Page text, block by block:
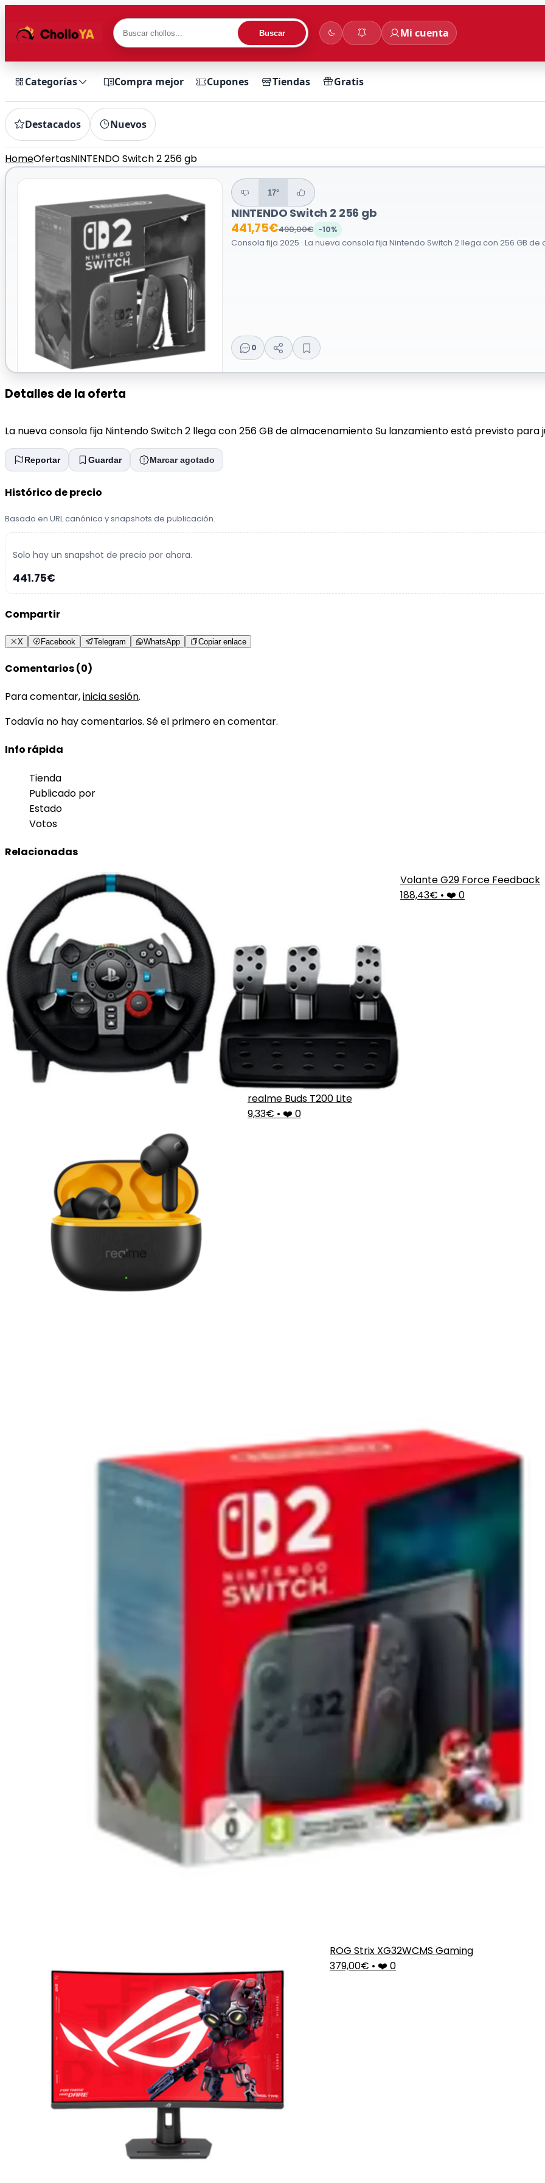
Buscar Mi cuenta
Categorías Compra mejor Cupones Tiendas Gratis
Destacados Nuevos
HomeOfertasNINTENDO Switch 2 256 gb
17°
NINTENDO Switch 2 256 gb
441,75€490,00€ -10%
Consola fija 2025 · La nueva consola fija Nintendo Switch 2 llega con 256 GB
0
Detalles de la oferta
La nueva consola fija Nintendo Switch 2 llega con 256 GB de almacenamiento Su lanzamiento está previsto para
Reportar Guardar Marcar agotado
Histórico de precio
Basado en URL canónica y snapshots de publicación.
Solo hay un snapshot de precio por ahora.
441.75€
Compartir
X Facebook Telegram WhatsApp Copiar enlace
Comentarios (0)
Para comentar,inicia sesión.
Todavía no hay comentarios. Sé el primero en comentar.
Info rápida
Tienda
Publicado por
Estado
Votos
Relacionadas
Volante G29 Force Feedback
188,43€ • ❤️ 0
realme Buds T200 Lite
9,33€ • ❤️ 0
ROG Strix XG32WCMS Gaming
379,00€ • ❤️ 0